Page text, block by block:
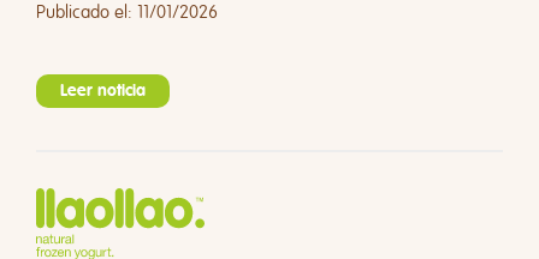
Publicado el: 11/01/2026
Leer noticia